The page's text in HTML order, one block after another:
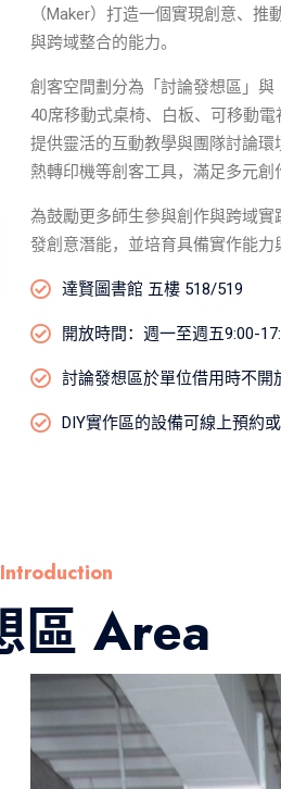
（Maker）打造一個實現創意、
與跨域整合的能力。
創客空間劃分為「討論發想區」
40席移動式桌椅、白板、可移動電
提供靈活的互動教學與團隊討論環
熱轉印機等創客工具，滿足多元創
為鼓勵更多師生參與創作與跨域
發創意潛能，並培育具備實作能力
達賢圖書館 五樓 518/519
開放時間：週⼀⾄週五9:00-
討論發想區於單位借用時不開
DIY實作區的設備可線上預約
區 Area